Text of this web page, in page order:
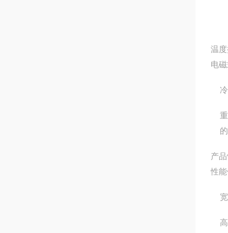
温
电
产
性